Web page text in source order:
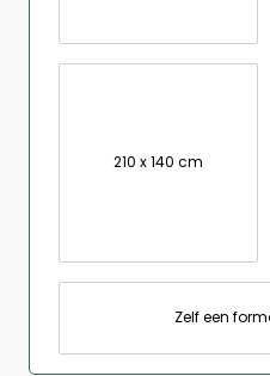
210 x 140 cm
Zelf een